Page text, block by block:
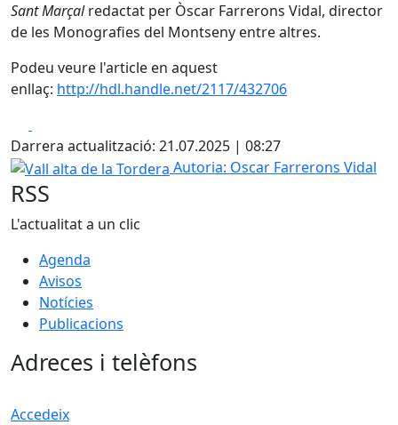
Sant Marçalredactat per Òscar Farrerons Vidal, director
de les Monografies del Montseny entre altres.
Podeu veure l'article en aquest
enllaç: http://hdl.handle.net/2117/432706
Darrera actualització: 21.07.2025 | 08:27
Vall alta de la Tordera
Autoria: Oscar Farrerons Vidal
RSS
L'actualitat a un clic
Agenda
Avisos
Notícies
Publicacions
Adreces i telèfons
Accedeix